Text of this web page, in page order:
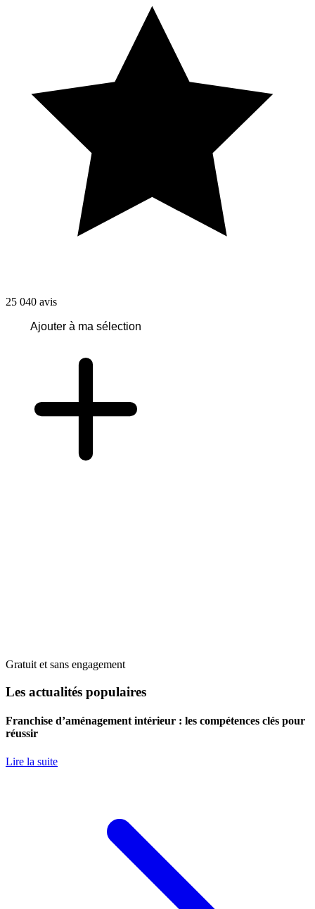
25 040 avis
Ajouter à ma sélection
Gratuit et sans engagement
Les actualités populaires
Franchise d’aménagement intérieur : les compétences clés pour
réussir
Lire la suite